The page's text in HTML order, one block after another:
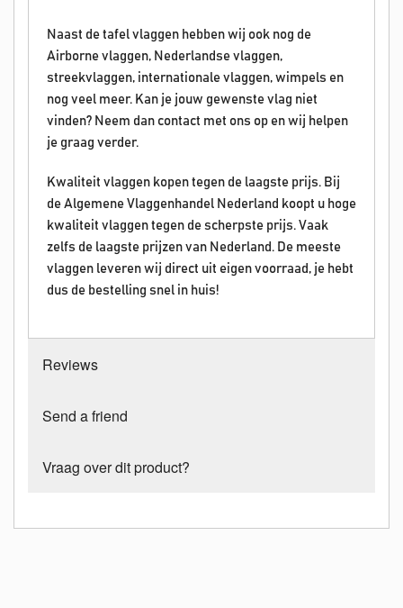
Naast de tafel vlaggen hebben wij ook nog de
Airborne vlaggen, Nederlandse vlaggen,
streekvlaggen, internationale vlaggen, wimpels en
nog veel meer. Kan je jouw gewenste vlag niet
vinden? Neem dan contact met ons op en wij helpen
je graag verder.
Kwaliteit vlaggen kopen tegen de laagste prijs. Bij
de Algemene Vlaggenhandel Nederland koopt u hoge
kwaliteit vlaggen tegen de scherpste prijs. Vaak
zelfs de laagste prijzen van Nederland. De meeste
vlaggen leveren wij direct uit eigen voorraad, je hebt
dus de bestelling snel in huis!
Reviews
Send a friend
Vraag over dit product?